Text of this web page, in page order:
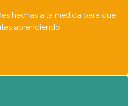
hechas a la medida para que
aprendiendo.